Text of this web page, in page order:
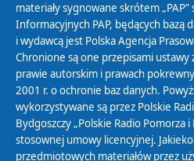
Polityka ochrony danych
Abonament
Zamówienia publiczne
Biuletyn Informacji
materiały sygnowane skrótem
Informacyjnych PAP, będących
i wydawcą jest Polska Agencja
Chronione są one przepisami ustawy
prawie autorskim i prawach
2001 r. o ochronie baz danych.
wykorzystywane są przez Polskie
Bydgoszczy „Polskie Radio Pomorza
stosownej umowy licencyjnej.
przedmiotowych materiałów przez